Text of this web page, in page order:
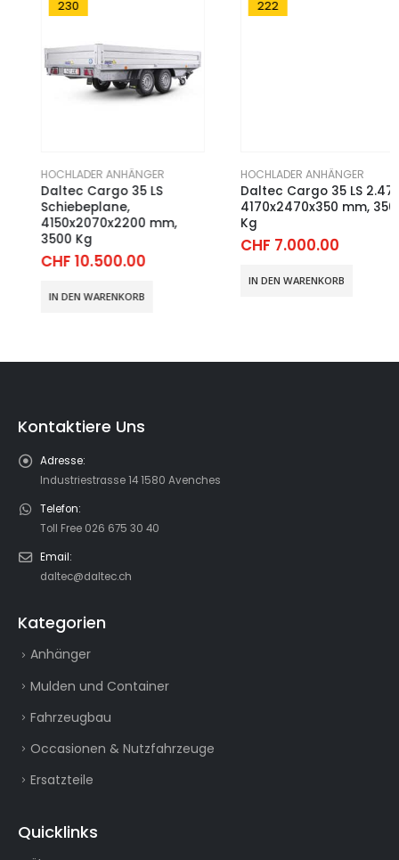
HOCHLADER ANHÄNGER
Daltec Cargo 35 LS
Schiebeplane,
4150x2070x2200 mm,
3500 Kg
CHF10.500.00
IN DEN WARENKORB
HOCHLADER ANHÄNGER
Daltec Cargo 35 LS 2.47,
4170x2470x350 mm, 3500
CHF7.000.00
IN DEN WARENKORB
Kontaktiere Uns
Adresse:
Industriestrasse 14 1580 Avenches
Telefon:
Toll Free 026 675 30 40
Email:
daltec@daltec.ch
Kategorien
Anhänger
Mulden und Container
Fahrzeugbau
Occasionen & Nutzfahrzeuge
Ersatzteile
Quicklinks